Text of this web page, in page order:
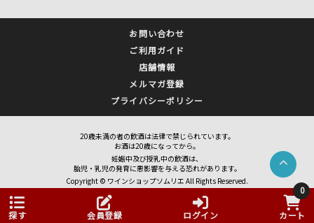
探す 会員登録 ログイン
0
カート
お問い合わせ
ご利用ガイド
店舗情報
メルマガ登録
プライバシーポリシー
20歳未満の者の飲酒は法律で禁じられています。
お酒は20歳になってから。
妊娠中及び授乳中の飲酒は、
胎児・乳児の発育に悪影響を与える恐れがあります。
Copyright © ワインショップソムリエ All Rights Reserved.